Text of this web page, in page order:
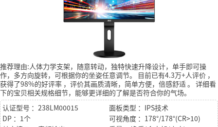
推荐理由:人体力学支架，随意转动，独特快速升降设计，单手即可操
作，多方向旋转，可根据你的坐姿任意调节。
目前已有4.3万+人评价 ，
获得了98%的好评率 ，评价其画质清晰，简单方便，倍感舒适。 详细看
下的宝贝相关规格细节，能够更详细的了解是否符合你的气场。
认证型号 ：238LM00015
面板类型 ：IPS技术
DP ：1个
可视角度 ：178°/178°(CR>10)